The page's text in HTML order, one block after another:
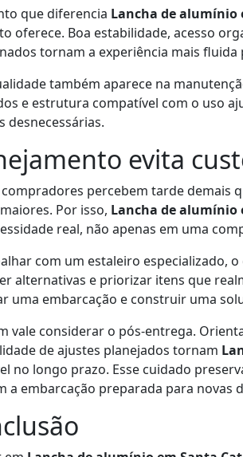
que diferencia Lancha de alumínio
oferece. Boa estabilidade, acesso
tornam a experiência mais
também aparece na
e estrutura compatível com o uso
desnecessárias.
evita
percebem tarde demais
Por isso, Lancha de alumínio
real, não apenas em uma
com um estaleiro especializado,
alternativas e priorizar itens que
uma embarcação e construir uma
vale considerar o pós-entrega.
de ajustes planejados tornam
no longo prazo. Esse cuidado
a embarcação preparada para novas